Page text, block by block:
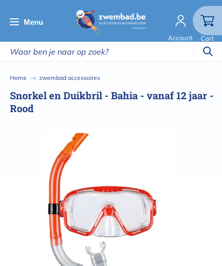
en
de
inhoud
Menu
Account Cart
Kruimelpad
Home zwembad accessoires
Snorkel en Duikbril - Bahia - vanaf 12 jaar -
Rood